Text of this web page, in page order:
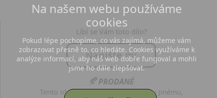
Líbí se Vám toto dílo?
Napište mi
🍂PRODANÉ
Tento obraz již dělá radost někomu jinému,
Na našem webu používáme
cookies
Pokud lépe pochopíme, co vás zajímá, můžeme vám
zobrazovat přesně to, co hledáte. Cookies využíváme k
analýze informací, aby náš web dobře fungoval a mohli
jsme ho dále zlepšovat.